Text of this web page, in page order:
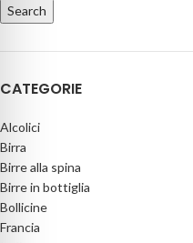
Search
CATEGORIE
Alcolici
Birra
Birre alla spina
Birre in bottiglia
Bollicine
Francia